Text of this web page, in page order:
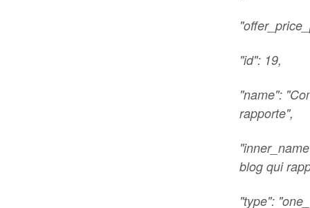
"id": 19,
"name":
rapporte",
blog qui
"type":